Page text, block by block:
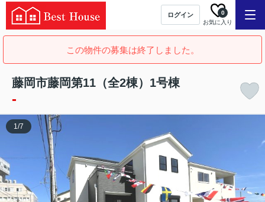
ログイン
お気に入り
0
この物件の募集は終了しました。
藤岡市藤岡第11（全2棟）1号棟
-
1/7